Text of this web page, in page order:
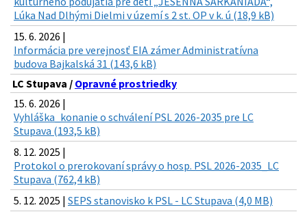
Lúka Nad Dlhými Dielmi v území s 2 st. OP v k. ú (18,9 kB)
15. 6. 2026 |
Informácia pre verejnosť EIA zámer Administratívna
budova Bajkalská 31 (143,6 kB)
LC Stupava / Opravné prostriedky
15. 6. 2026 |
Vyhláška_konanie o schválení PSL 2026-2035 pre LC
Stupava (193,5 kB)
8. 12. 2025 |
Protokol o prerokovaní správy o hosp. PSL 2026-2035_LC
Stupava (762,4 kB)
5. 12. 2025 | SEPS stanovisko k PSL - LC Stupava (4,0 MB)